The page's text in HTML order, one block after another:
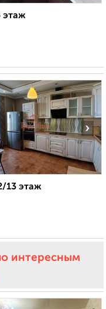
этаж
›
13 этаж
интересным